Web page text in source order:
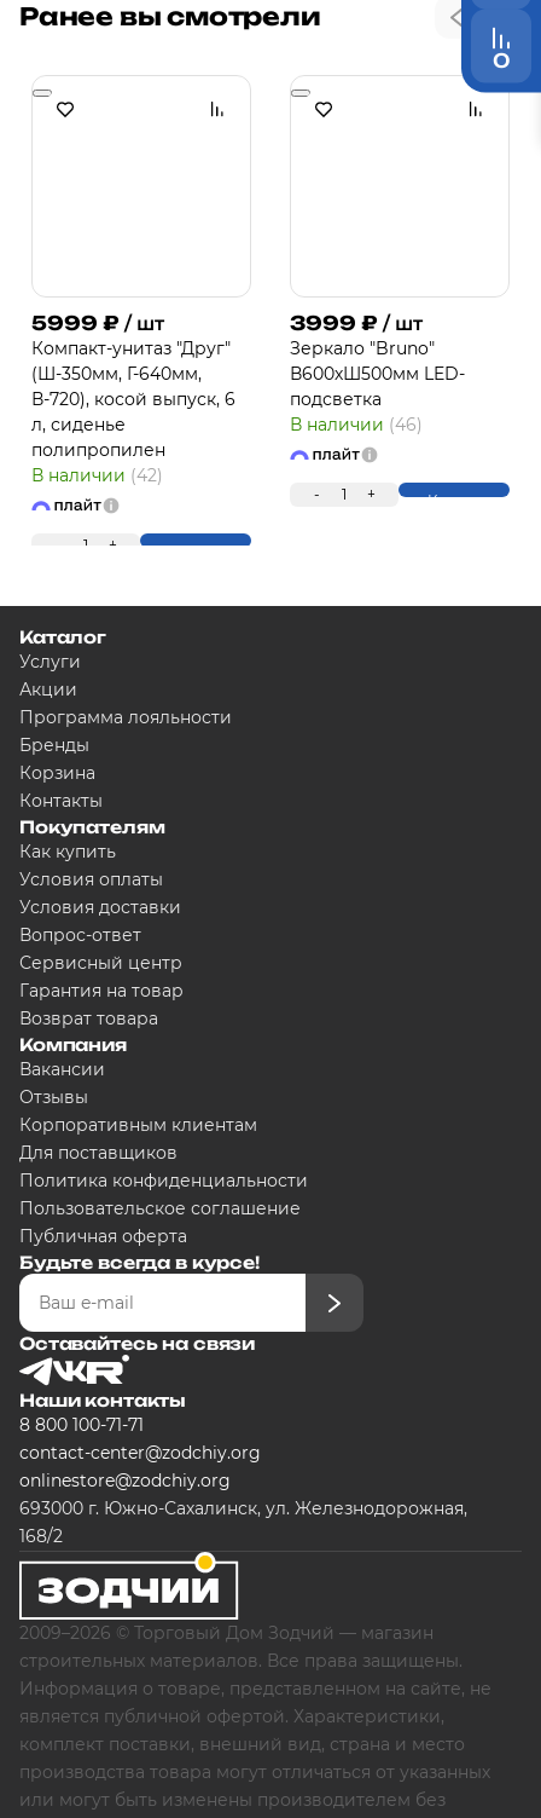
0
Ранее вы смотрели
5999 ₽ / шт
Компакт-унитаз "Друг"
(Ш-350мм, Г-640мм,
В-720), косой выпуск, 6
л, сиденье
полипропилен
В наличии (42)
1 + Купить
3999 ₽ / шт
Зеркало "Bruno"
В600хШ500мм LED-
подсветка
В наличии (46)
- 1 + Купить
Каталог
Услуги
Акции
Программа лояльности
Бренды
Корзина
Контакты
Покупателям
Как купить
Условия оплаты
Условия доставки
Вопрос-ответ
Сервисный центр
Гарантия на товар
Возврат товара
Компания
Вакансии
Отзывы
Корпоративным клиентам
Для поставщиков
Политика конфиденциальности
Пользовательское соглашение
Публичная оферта
Будьте всегда в курсе!
Оставайтесь на связи
Наши контакты
8 800 100-71-71
contact-center@zodchiy.org
onlinestore@zodchiy.org
693000 г. Южно-Сахалинск, ул. Железнодорожная,
168/2
2009–2026 © Торговый Дом Зодчий — магазин
строительных материалов. Все права защищены.
Информация о товаре, представленном на сайте, не
является публичной офертой. Характеристики,
комплект поставки, внешний вид, страна и место
производства товара могут отличаться от указанных
или могут быть изменены производителем без